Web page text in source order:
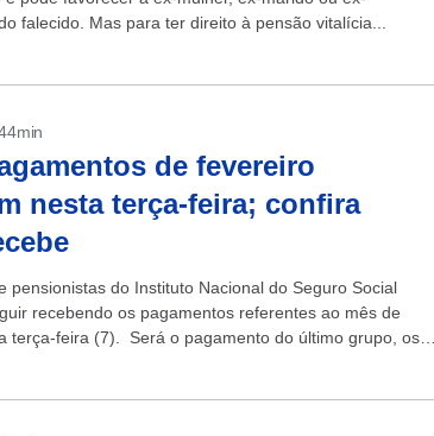
falecido. Mas para ter direito à pensão vitalícia...
de fevereiro
nesta terça-feira; confira
pensionistas do Instituto Nacional do Seguro Social
recebendo os pagamentos referentes ao mês de
terça-feira (7). Será o pagamento do último grupo, os